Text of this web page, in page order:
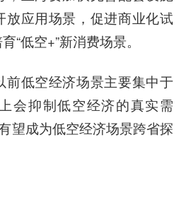
放应用场景，促进商业化试
“低空+”新消费场景。
前低空经济场景主要集中于
会抑制低空经济的真实需
望成为低空经济场景跨省探